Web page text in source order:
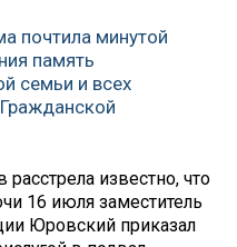
почтила минутой
память
семьи и всех
известно, что
16 июля заместитель
Юровский приказал